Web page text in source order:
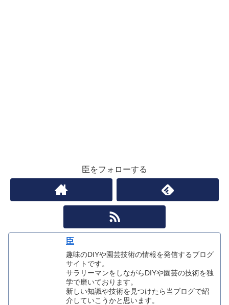
臣をフォローする
臣
趣味のDIYや園芸技術の情報を発信するブログ
サイトです。
サラリーマンをしながらDIYや園芸の技術を独
学で磨いております。
新しい知識や技術を見つけたら当ブログで紹
介していこうかと思います。